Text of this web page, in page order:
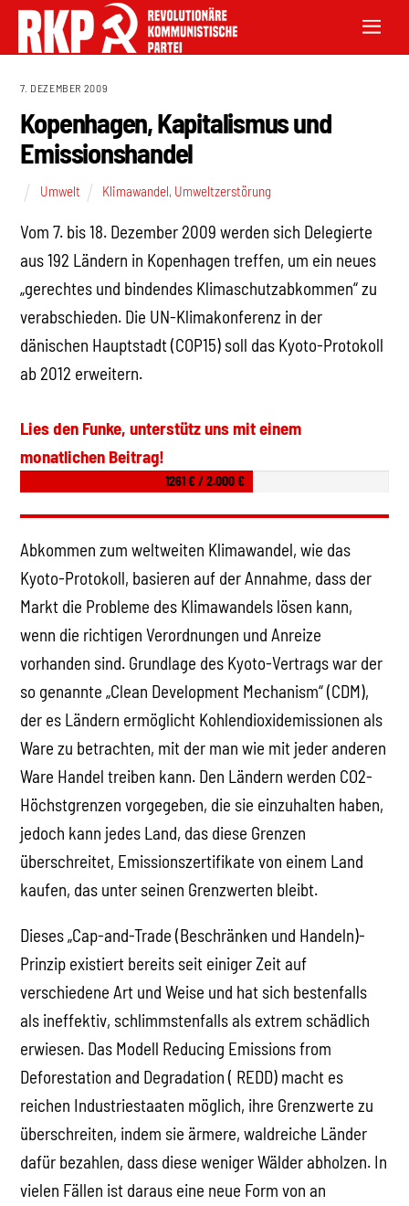
7. DEZEMBER 2009
Kopenhagen, Kapitalismus und
Emissionshandel
Umwelt Klimawandel, Umweltzerstörung
Vom 7. bis 18. Dezember 2009 werden sich Delegierte
aus 192 Ländern in Kopenhagen treffen, um ein neues
„gerechtes und bindendes Klimaschutzabkommen“ zu
verabschieden. Die UN-Klimakonferenz in der
dänischen Hauptstadt (COP15) soll das Kyoto-Protokoll
ab 2012 erweitern.
Lies den Funke, unterstütz uns mit einem
monatlichen Beitrag!
1261 € / 2.000 €
Abkommen zum weltweiten Klimawandel, wie das
Kyoto-Protokoll, basieren auf der Annahme, dass der
Markt die Probleme des Klimawandels lösen kann,
wenn die richtigen Verordnungen und Anreize
vorhanden sind. Grundlage des Kyoto-Vertrags war der
so genannte „Clean Development Mechanism“ (CDM),
der es Ländern ermöglicht Kohlendioxidemissionen als
Ware zu betrachten, mit der man wie mit jeder anderen
Ware Handel treiben kann. Den Ländern werden CO2-
Höchstgrenzen vorgegeben, die sie einzuhalten haben,
jedoch kann jedes Land, das diese Grenzen
überschreitet, Emissionszertifikate von einem Land
kaufen, das unter seinen Grenzwerten bleibt.
Dieses „Cap-and-Trade (Beschränken und Handeln)-
Prinzip existiert bereits seit einiger Zeit auf
verschiedene Art und Weise und hat sich bestenfalls
als ineffektiv, schlimmstenfalls als extrem schädlich
erwiesen. Das Modell Reducing Emissions from
Deforestation and Degradation ( REDD) macht es
reichen Industriestaaten möglich, ihre Grenzwerte zu
überschreiten, indem sie ärmere, waldreiche Länder
dafür bezahlen, dass diese weniger Wälder abholzen. In
vielen Fällen ist daraus eine neue Form von an